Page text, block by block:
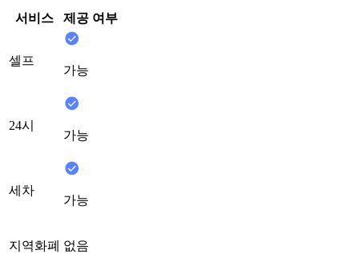
서비스 제공 여부
셀프
가능
24시
가능
세차
가능
지역화폐 없음